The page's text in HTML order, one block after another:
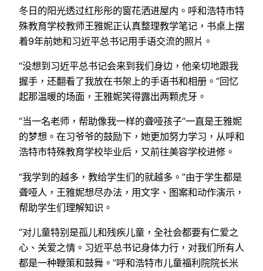
冬日的阳光透过红彤彤的窗花洒进屋内。呼和浩特市特
殊教育学校教师王雅妮正认真整理教学笔记，书桌上摆
着9年前她和习近平总书记用手语交流的照片。
“没想到习近平总书记会来到我们身边，他亲切地跟我
握手，还翻看了我放在书架上的手语书和相册。”回忆
起那温暖的场面，王雅妮笑得露出两颗虎牙。
“当一名老师，帮助像我一样的聋哑孩子”一直是王雅妮
的梦想。在习爷爷的鼓励下，她更加努力学习，从呼和
浩特市特殊教育学校毕业后，又前往美容学校进修。
“我学到的越多，教给学生们的就越多。”由于学生都是
聋哑人，王雅妮想尽办法，用文字、图案和动作演示，
帮助学生们理解知识。
“对儿童特别是孤儿和残疾儿童，全社会都要有仁爱之
心、关爱之情。习近平总书记身体力行，对我们所有人
都是一种鞭策和鼓舞。”呼和浩特市儿童福利院院长米